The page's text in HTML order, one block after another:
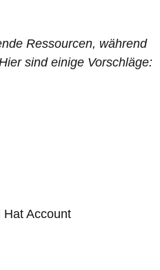
Ressourcen, während
sind einige Vorschläge:
Hat Account